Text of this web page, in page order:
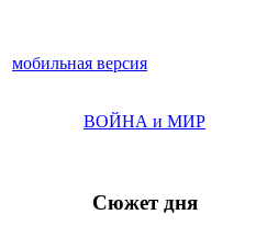
мобильная версия
ВОЙНА и МИР
Сюжет дня